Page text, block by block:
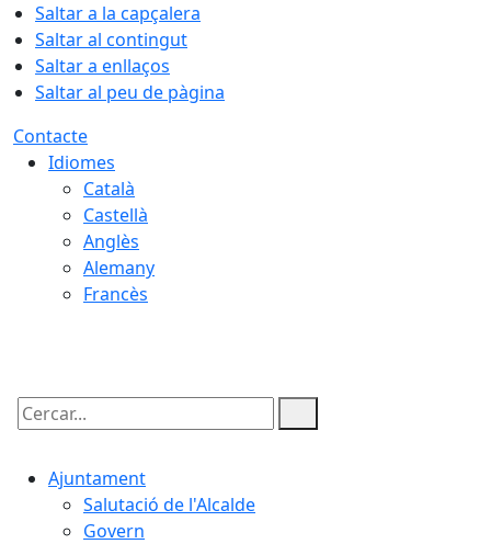
Saltar a la capçalera
Saltar al contingut
Saltar a enllaços
Saltar al peu de pàgina
Contacte
Idiomes
Català
Castellà
Anglès
Alemany
Francès
Cercar:
Ajuntament
Salutació de l'Alcalde
Govern